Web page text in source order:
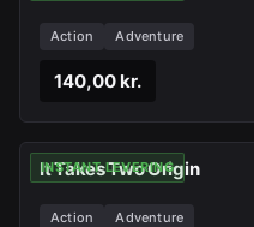
Action Adventure
140,00 kr.
INSTANT LEVERING
It Takes Two Origin
Action Adventure